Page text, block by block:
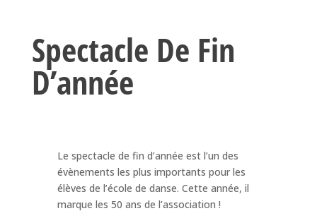
Spectacle De Fin
D’année
Le spectacle de fin d’année est l’un des
évènements les plus importants pour les
élèves de l’école de danse. Cette année, il
marque les 50 ans de l’association !